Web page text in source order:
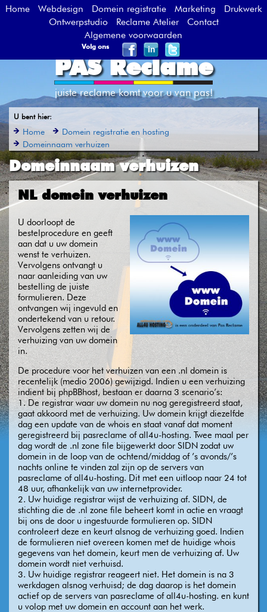
PAS Reclame
juiste reclame komt voor u van pas!
Home Webdesign Domein registratie Marketing
Drukwerk
Ontwerpstudio
Reclame Atelier
Contact
Algemene voorwaarden
Volg ons
U bent hier:
Home
Domein registratie en hosting
Domeinnaam verhuizen
Domeinnaam verhuizen
NL domein verhuizen
U doorloopt de
bestelprocedure en geeft
aan dat u uw domein
wenst te verhuizen.
Vervolgens ontvangt u
naar aanleiding van uw
bestelling de juiste
formulieren. Deze
ontvangen wij ingevuld en
ondertekend van u retour.
Vervolgens zetten wij de
verhuizing van uw domein
in.
De procedure voor het verhuizen van een .nl domein is
recentelijk (medio 2006) gewijzigd. Indien u een verhuizing
indient bij phpBBhost, bestaan er daarna 3 scenario’s:
1. De registrar waar uw domein nu nog geregistreerd staat,
gaat akkoord met de verhuizing. Uw domein krijgt diezelfde
dag een update van de whois en staat vanaf dat moment
geregistreerd bij pasreclame of all4u-hosting. Twee maal per
dag wordt de .nl zone file bijgewerkt door SIDN zodat uw
domein in de loop van de ochtend/middag of ’s avonds/’s
nachts online te vinden zal zijn op de servers van
pasreclame of all4u-hosting. Dit met een uitloop naar 24 tot
48 uur, afhankelijk van uw internetprovider.
2. Uw huidige registrar wijst de verhuizing af. SIDN, de
stichting die de .nl zone file beheert komt in actie en vraagt
bij ons de door u ingestuurde formulieren op. SIDN
controleert deze en keurt alsnog de verhuizing goed. Indien
de formulieren niet overeen komen met de huidige whois
gegevens van het domein, keurt men de verhuizing af. Uw
domein wordt niet verhuisd.
3. Uw huidige registrar reageert niet. Het domein is na 3
werkdagen alsnog verhuisd; de dag daarop is het domein
actief op de servers van pasreclame of all4u-hosting. en kunt
u volop met uw domein en account aan het werk.